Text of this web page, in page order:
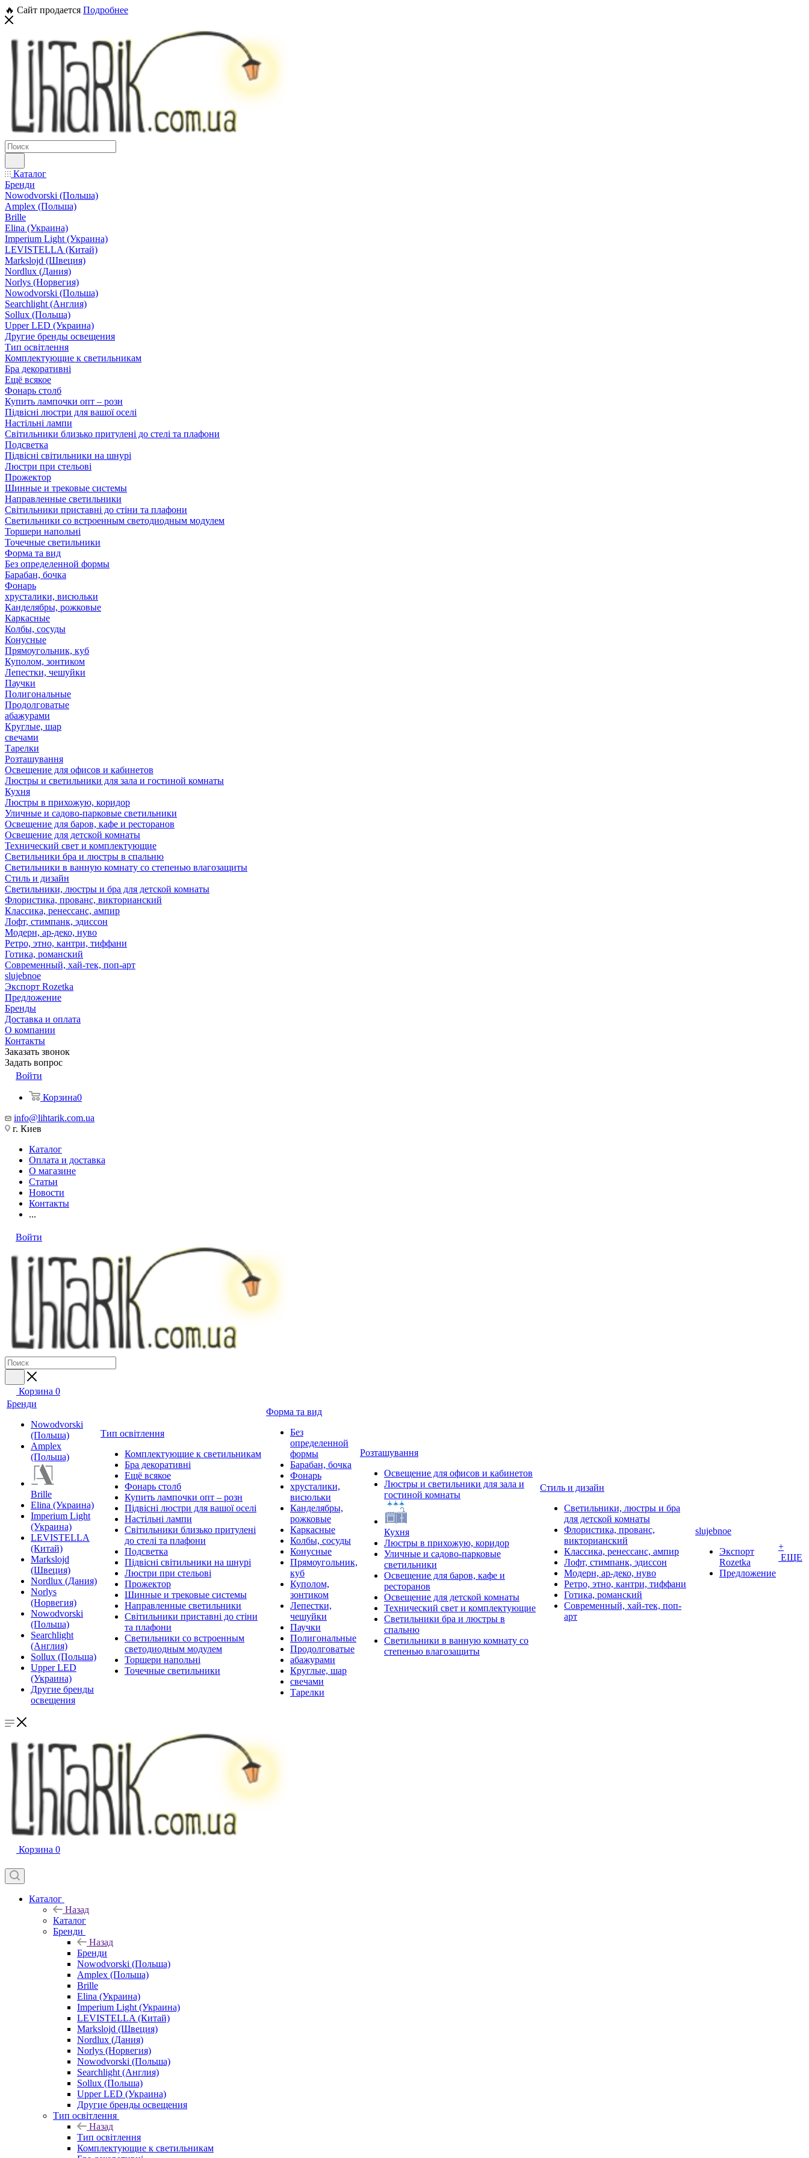
🔥 Сайт продается Подробнее
Каталог
Бренди
Nowodvorski (Польша)
Amplex (Польша)
Brille
Elina (Украина)
Imperium Light (Украина)
LEVISTELLA (Китай)
Markslojd (Швеция)
Nordlux (Дания)
Norlys (Норвегия)
Nowodvorski (Польша)
Searchlight (Англия)
Sollux (Польша)
Upper LED (Украина)
Другие бренды освещения
Тип освітлення
Комплектующие к светильникам
Бра декоративні
Ещё всякое
Фонарь столб
Купить лампочки опт – розн
Підвісні люстри для вашої оселі
Настільні лампи
Світильники близько притулені до стелі та плафони
Подсветка
Підвісні світильники на шнурі
Люстри при стельові
Прожектор
Шинные и трековые системы
Направленные светильники
Світильники приставні до стіни та плафони
Светильники со встроенным светодиодным модулем
Торшери напольні
Точечные светильники
Форма та вид
Без определенной формы
Барабан, бочка
Фонарь
хрусталики, висюльки
Канделябры, рожковые
Каркасные
Колбы, сосуды
Конусные
Прямоугольник, куб
Куполом, зонтиком
Лепестки, чешуйки
Паучки
Полигональные
Продолговатые
абажурами
Круглые, шар
свечами
Тарелки
Розташування
Освещение для офисов и кабинетов
Люстры и светильники для зала и гостиной комнаты
Кухня
Люстры в прихожую, коридор
Уличные и садово-парковые светильники
Освещение для баров, кафе и ресторанов
Освещение для детской комнаты
Технический свет и комплектующие
Светильники бра и люстры в спальню
Светильники в ванную комнату со степенью влагозащиты
Стиль и дизайн
Светильники, люстры и бра для детской комнаты
Флористика, прованс, викторианский
Классика, ренессанс, ампир
Лофт, стимпанк, эдиссон
Модерн, ар-деко, нуво
Ретро, этно, кантри, тиффани
Готика, романский
Современный, хай-тек, поп-арт
slujebnoe
Экспорт Rozetka
Предложение
Бренды
Доставка и оплата
О компании
Контакты
Заказать звонок
Задать вопрос
Войти
Корзина0
info@lihtarik.com.ua
г. Киев
Каталог
Оплата и доставка
О магазине
Статьи
Новости
Контакты
...
Войти
Корзина 0
Бренди
Nowodvorski
(Польша)
Amplex
(Польша)
Brille
Elina (Украина)
Imperium Light
(Украина)
LEVISTELLA
(Китай)
Markslojd
(Швеция)
Nordlux (Дания)
Norlys
(Норвегия)
Nowodvorski
(Польша)
Searchlight
(Англия)
Sollux (Польша)
Upper LED
(Украина)
Другие бренды
освещения
Тип освітлення
Комплектующие к светильникам
Бра декоративні
Ещё всякое
Фонарь столб
Купить лампочки опт – розн
Підвісні люстри для вашої оселі
Настільні лампи
Світильники близько притулені
до стелі та плафони
Подсветка
Підвісні світильники на шнурі
Люстри при стельові
Прожектор
Шинные и трековые системы
Направленные светильники
Світильники приставні до стіни
та плафони
Светильники со встроенным
светодиодным модулем
Торшери напольні
Точечные светильники
Форма та вид
Без
определенной
формы
Барабан, бочка
Фонарь
хрусталики,
висюльки
Канделябры,
рожковые
Каркасные
Колбы, сосуды
Конусные
Прямоугольник,
куб
Куполом,
зонтиком
Лепестки,
чешуйки
Паучки
Полигональные
Продолговатые
абажурами
Круглые, шар
свечами
Тарелки
Розташування
Освещение для офисов и кабинетов
Люстры и светильники для зала и
гостиной комнаты
Кухня
Люстры в прихожую, коридор
Уличные и садово-парковые
светильники
Освещение для баров, кафе и
ресторанов
Освещение для детской комнаты
Технический свет и комплектующие
Светильники бра и люстры в
спальню
Светильники в ванную комнату со
степенью влагозащиты
Стиль и дизайн
Светильники, люстры и бра
для детской комнаты
Флористика, прованс,
викторианский
Классика, ренессанс, ампир
Лофт, стимпанк, эдиссон
Модерн, ар-деко, нуво
Ретро, этно, кантри, тиффани
Готика, романский
Современный, хай-тек, поп-
арт
slujebnoe
Экспорт
Rozetka
Предложение
+
ЕЩЕ
Корзина 0
Каталог
Назад
Каталог
Бренди
Назад
Бренди
Nowodvorski (Польша)
Amplex (Польша)
Brille
Elina (Украина)
Imperium Light (Украина)
LEVISTELLA (Китай)
Markslojd (Швеция)
Nordlux (Дания)
Norlys (Норвегия)
Nowodvorski (Польша)
Searchlight (Англия)
Sollux (Польша)
Upper LED (Украина)
Другие бренды освещения
Тип освітлення
Назад
Тип освітлення
Комплектующие к светильникам